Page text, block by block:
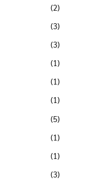
(2)
(3)
(3)
(1)
(1)
(1)
(5)
(1)
(1)
(3)